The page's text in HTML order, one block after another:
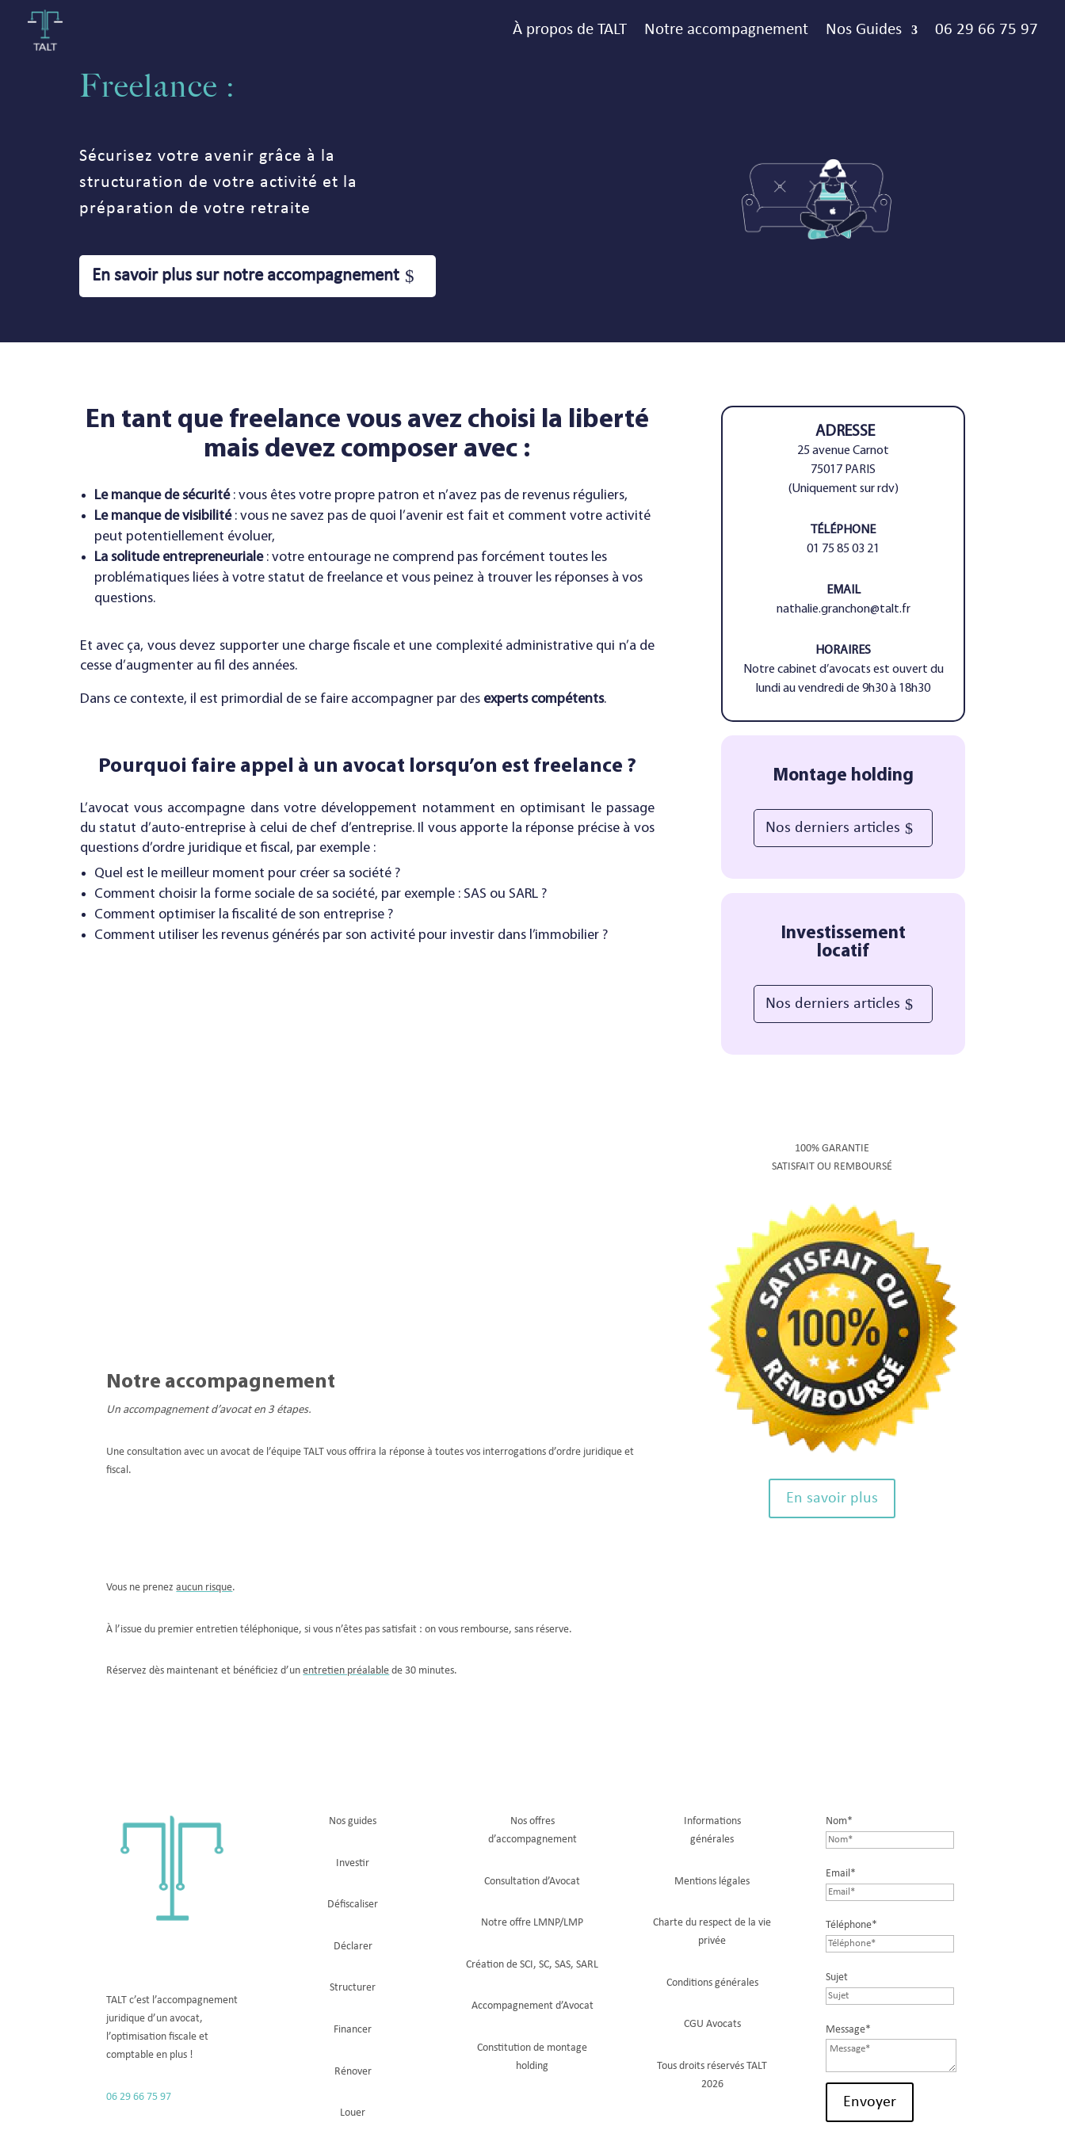
À propos de TALT Notre accompagnement Nos Guides 06 29 66 75 97
Freelance :
Sécurisez votre avenir grâce à la
structuration de votre activité et la
préparation de votre retraite
En savoir plus sur notre accompagnement
En tant que freelance vous avez choisi la liberté
mais devez composer avec :
Le manque de sécurité: vous êtes votre propre patron et n’avez pas de revenus réguliers,
Le manque de visibilité: vous ne savez pas de quoi l’avenir est fait et comment votre activité
peut potentiellement évoluer,
La solitude entrepreneuriale: votre entourage ne comprend pas forcément toutes les
problématiques liées à votre statut de freelance et vous peinez à trouver les réponses à vos
questions.
Et avec ça, vous devez supporter une charge fiscale et une complexité administrative qui n’a de
cesse d’augmenter au fil des années.
Dans ce contexte, il est primordial de se faire accompagner par des experts compétents.
Pourquoi faire appel à un avocat lorsqu’on est freelance ?
L’avocat vous accompagne dans votre développement notamment en optimisant le passage
du statut d’auto-entreprise à celui de chef d’entreprise. Il vous apporte la réponse précise à vos
questions d’ordre juridique et fiscal, par exemple :
Quel est le meilleur moment pour créer sa société ?
Comment choisir la forme sociale de sa société, par exemple : SAS ou SARL ?
Comment optimiser la fiscalité de son entreprise ?
Comment utiliser les revenus générés par son activité pour investir dans l’immobilier ?
ADRESSE
25 avenue Carnot
75017 PARIS
(Uniquement sur rdv)
TÉLÉPHONE
01 75 85 03 21
EMAIL
nathalie.granchon@talt.fr
HORAIRES
Notre cabinet d’avocats est ouvert du
lundi au vendredi de 9h30 à 18h30
Montage holding
Nos derniers articles
Investissement
locatif
Nos derniers articles
Notre accompagnement
Un accompagnement d’avocat en 3 étapes.
Une consultation avec un avocat de l’équipe TALT vous offrira la réponse à toutes vos interrogations d’ordre juridique et
fiscal.
Vous ne prenezaucun risque.
À l’issue du premier entretien téléphonique, si vous n’êtes pas satisfait : on vous rembourse, sans réserve.
Réservez dès maintenant et bénéficiez d’unentretien préalable de 30 minutes.
100% GARANTIE
SATISFAIT OU REMBOURSÉ
En savoir plus
TALT c’est l’accompagnement
juridique d’un avocat,
l’optimisation fiscale et
comptableen plus !
06 29 66 75 97
Nos guides
Investir
Défiscaliser
Déclarer
Structurer
Financer
Rénover
Louer
Nos offres
d’accompagnement
Consultation d’Avocat
Notre offre LMNP/LMP
Création de SCI, SC, SAS, SARL
Accompagnement d’Avocat
Constitution de montage
holding
Informations
générales
Mentions légales
Charte du respect de la vie
privée
Conditions générales
CGU Avocats
Tous droits réservés TALT
2026
Nom*
Email*
Téléphone*
Sujet
Message*
Envoyer